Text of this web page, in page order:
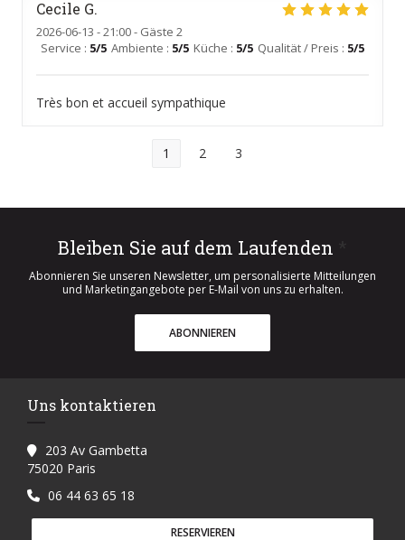
Cecile G
2026-06-13 - 21:00 - Gäste 2
Service : 5/5 Ambiente : 5/5 Küche : 5/5 Qualität / Preis : 5/5
Très bon et accueil sympathique
1 2 3
Bleiben Sie auf dem Laufenden
Abonnieren Sie unseren Newsletter, um personalisierte Mitteilungen
und Marketingangebote per E-Mail von uns zu erhalten.
ABONNIEREN
Uns kontaktieren
203 Av Gambetta
75020 Paris
06 44 63 65 18
RESERVIEREN